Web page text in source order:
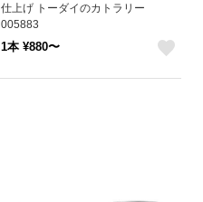
仕上げ トーダイのカトラリー
005883
1本 ¥880〜